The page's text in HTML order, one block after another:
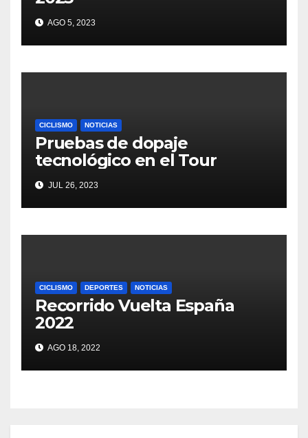
AGO 5, 2023
CICLISMO NOTICIAS
Pruebas de dopaje
tecnológico en el Tour
JUL 26, 2023
CICLISMO DEPORTES NOTICIAS
Recorrido Vuelta España
2022
AGO 18, 2022